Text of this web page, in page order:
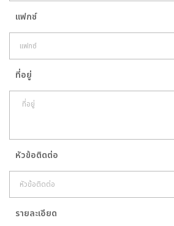
แฟกซ์
ที่อยู่
หัวข้อติดต่อ
รายละเอียด